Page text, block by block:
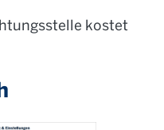
kostet